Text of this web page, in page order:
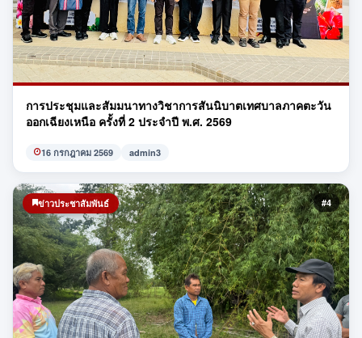
การประชุมและสัมมนาทางวิชาการสันนิบาตเทศบาลภาคตะวัน
ออกเฉียงเหนือ ครั้งที่ 2 ประจำปี พ.ศ. 2569
16 กรกฎาคม 2569 admin3
ข่าวประชาสัมพันธ์ #4